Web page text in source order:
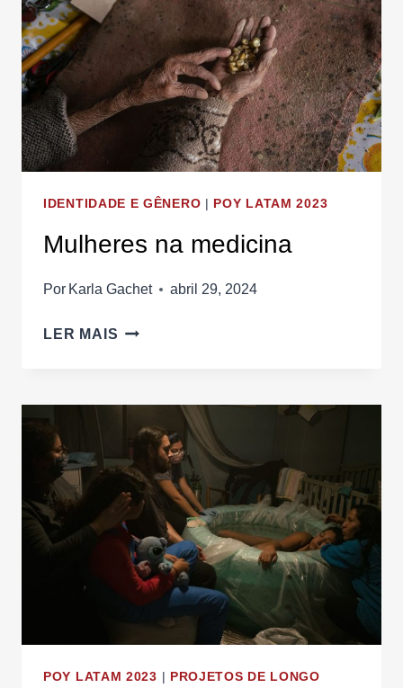
SONIDERA
IDENTIDADE E GÊNERO | POY LATAM 2023
Mulheres na medicina
Por Karla Gachet abril 29, 2024
LER MAIS MULHERES
POY LATAM 2023 | PROJETOS DE LONGO